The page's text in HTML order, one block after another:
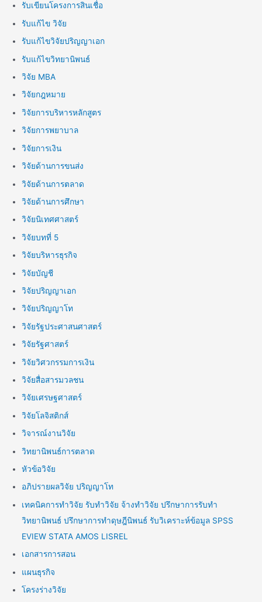
รับเขียนโครงการสินเชื่อ
รับแก้ไข วิจัย
รับแก้ไขวิจัยปริญญาเอก
รับแก้ไขวิทยานิพนธ์
วิจัย MBA
วิจัยกฎหมาย
วิจัยการบริหารหลักสูตร
วิจัยการพยาบาล
วิจัยการเงิน
วิจัยด้านการขนส่ง
วิจัยด้านการตลาด
วิจัยด้านการศึกษา
วิจัยนิเทศศาสตร์
วิจัยบทที่ 5
วิจัยบริหารธุรกิจ
วิจัยบัญชี
วิจัยปริญญาเอก
วิจัยปริญญาโท
วิจัยรัฐประศาสนศาสตร์
วิจัยรัฐศาสตร์
วิจัยวิศวกรรมการเงิน
วิจัยสื่อสารมวลชน
วิจัยเศรษฐศาสตร์
วิจัยโลจิสติกส์
วิจารณ์งานวิจัย
วิทยานิพนธ์การตลาด
หัวข้อวิจัย
อภิปรายผลวิจัย ปริญญาโท
เทคนิคการทำวิจัย รับทำวิจัย จ้างทำวิจัย ปรึกษาการรับทำ
วิทยานิพนธ์ ปรึกษาการทำดุษฎีนิพนธ์ รับวิเคราะห์ข้อมูล SPSS
EVIEW STATA AMOS LISREL
เอกสารการสอน
แผนธุรกิจ
โครงร่างวิจัย